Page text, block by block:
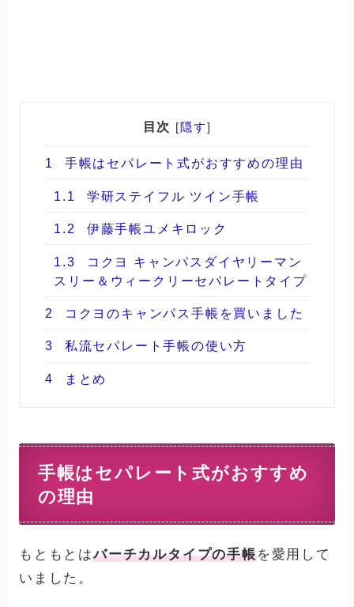
目次 [ 隠す]
1 手帳はセパレート式がおすすめの理由
1.1 学研ステイフル ツイン手帳
1.2 伊藤手帳ユメキロック
1.3
コクヨ キャンパスダイヤリーマン
スリー＆ウィークリーセパレートタイプ
2 コクヨのキャンパス手帳を買いました
3 私流セパレート手帳の使い方
4 まとめ
手帳はセパレート式がおすすめ
の理由
もともとはバーチカルタイプの手帳を愛用して
いました。